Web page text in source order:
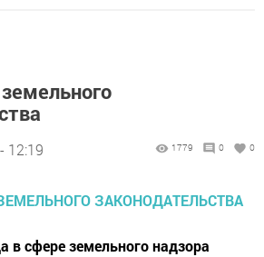
12:19 1779 0 0
в сфере земельного надзора